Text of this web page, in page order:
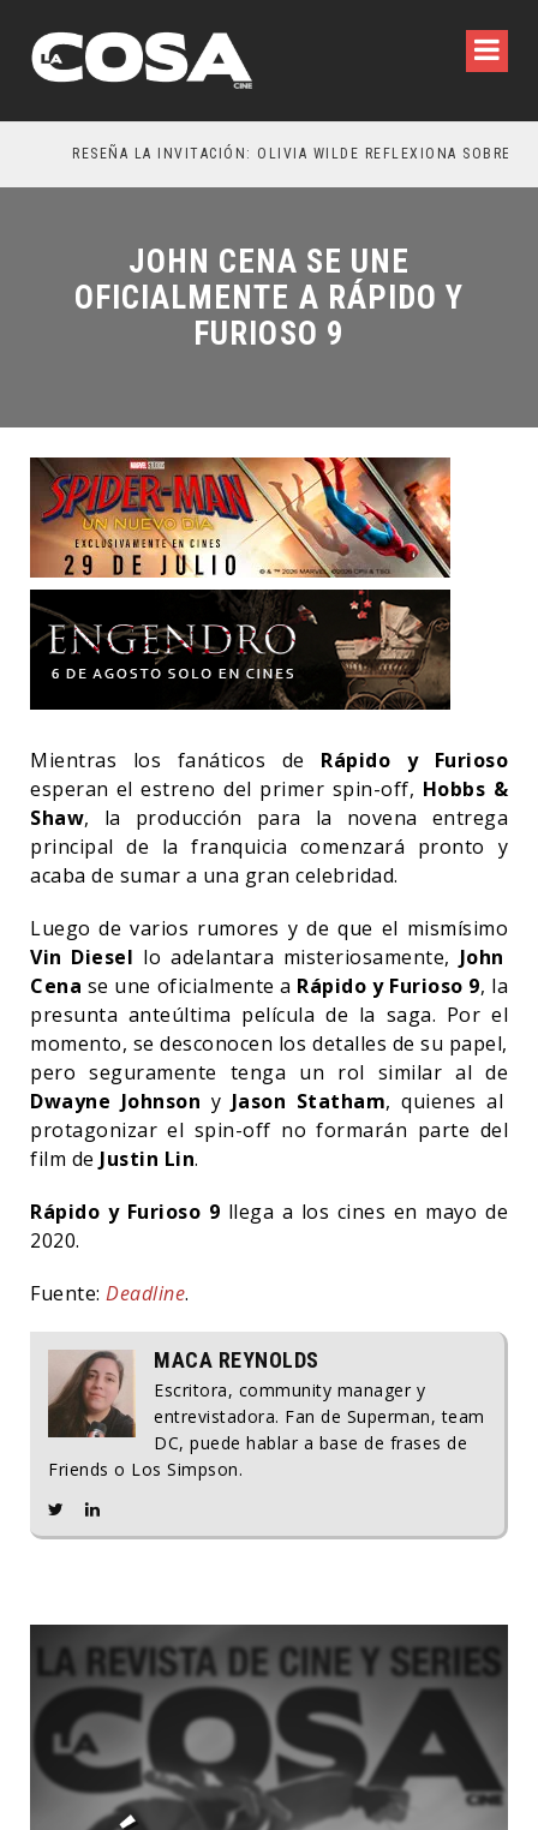
RESEÑA LA INVITACIÓN: OLIVIA WILDE REFLEXIONA SOBRE LA VIDA CONYUGAL
JOHN CENA SE UNE
OFICIALMENTE A RÁPIDO Y
FURIOSO 9
Mientras los fanáticos de Rápido y Furioso
esperan el estreno del primer spin-off, Hobbs &
Shaw, la producción para la novena entrega
principal de la franquicia comenzará pronto y
acaba de sumar a una gran celebridad.
Luego de varios rumores y de que el mismísimo
Vin Diesel lo adelantara misteriosamente, John
Cena se une oficialmente a Rápido y Furioso 9, la
presunta anteúltima película de la saga. Por el
momento, se desconocen los detalles de su papel,
pero seguramente tenga un rol similar al de
Dwayne Johnson y Jason Statham, quienes al
protagonizar el spin-off no formarán parte del
film de Justin Lin.
Rápido y Furioso 9 llega a los cines en mayo de
2020.
Fuente: Deadline.
MACA REYNOLDS
Escritora, community manager y
entrevistadora. Fan de Superman, team
DC, puede hablar a base de frases de
Friends o Los Simpson.